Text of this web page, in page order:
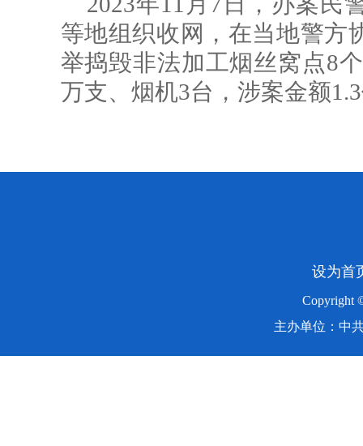
等地组织收网，在当地警方
举捣毁非法加工烟丝窝点8
万支、烟机3台，涉案金额
设为首
Copyright
主办单位：中